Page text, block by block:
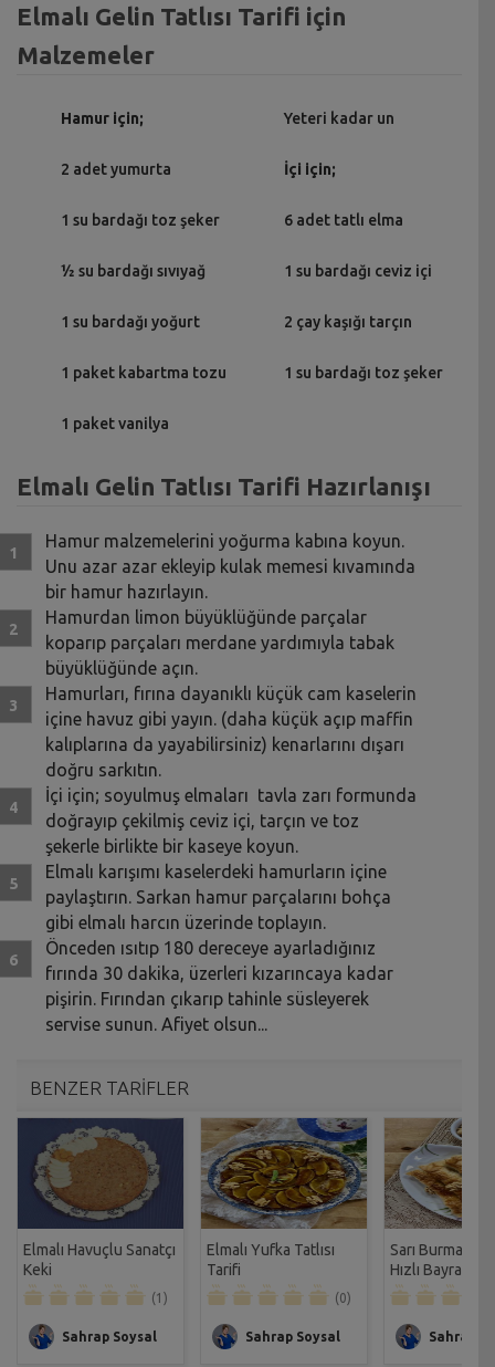
Elmalı Gelin Tatlısı Tarifi için
Malzemeler
Hamur için;
2 adet yumurta
1 su bardağı toz şeker
½ su bardağı sıvıyağ
1 su bardağı yoğurt
1 paket kabartma tozu
1 paket vanilya
Yeteri kadar un
İçi için;
6 adet tatlı elma
1 su bardağı ceviz içi
2 çay kaşığı tarçın
1 su bardağı toz şeker
Elmalı Gelin Tatlısı Tarifi Hazırlanışı
Hamur malzemelerini yoğurma kabına koyun.
Unu azar azar ekleyip kulak memesi kıvamında
bir hamur hazırlayın.
Hamurdan limon büyüklüğünde parçalar
koparıp parçaları merdane yardımıyla tabak
büyüklüğünde açın.
Hamurları, fırına dayanıklı küçük cam kaselerin
içine havuz gibi yayın. (daha küçük açıp maffin
kalıplarına da yayabilirsiniz) kenarlarını dışarı
doğru sarkıtın.
İçi için; soyulmuş elmaları tavla zarı formunda
doğrayıp çekilmiş ceviz içi, tarçın ve toz
şekerle birlikte bir kaseye koyun.
Elmalı karışımı kaselerdeki hamurların içine
paylaştırın. Sarkan hamur parçalarını bohça
gibi elmalı harcın üzerinde toplayın.
Önceden ısıtıp 180 dereceye ayarladığınız
fırında 30 dakika, üzerleri kızarıncaya kadar
pişirin. Fırından çıkarıp tahinle süsleyerek
servise sunun. Afiyet olsun...
BENZER TARİFLER
Elmalı Havuçlu Sanatçı
Keki
(1)
Sahrap Soysal
Elmalı Yufka Tatlısı
Tarifi
(0)
Sahrap Soysal
Sarı Burma
Hızlı Bayram
Tarifi
Sahrap